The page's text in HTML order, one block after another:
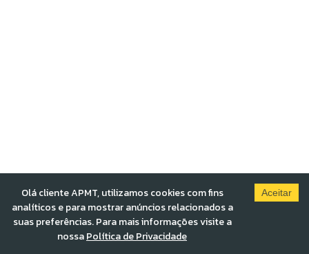
Olá cliente APMT, utilizamos cookies com fins
analíticos e para mostrar anúncios relacionados a
suas preferências. Para mais informações visite a
nossaPolítica de Privacidade
Aceitar